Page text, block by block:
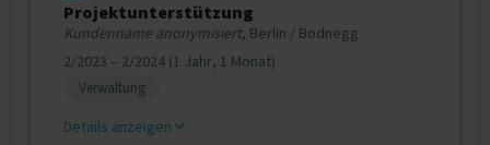
Projektunterstützung
Kundenname anonymisiert, Berlin / Bodnegg
2/2023 – 2/2024 (1 Jahr, 1 Monat)
Verwaltung
Details anzeigen